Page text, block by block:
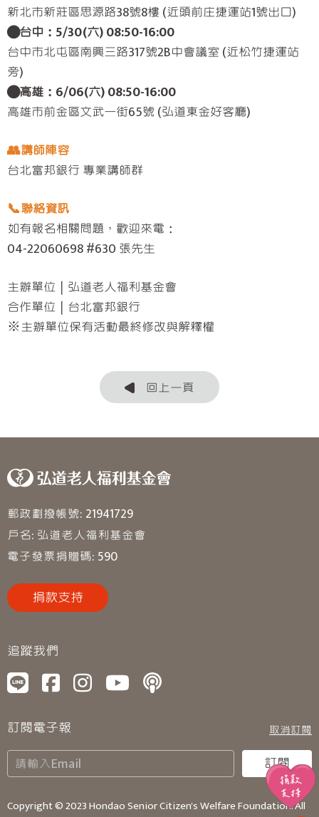
新北市新莊區思源路38號8樓 (近頭前庄捷運站1號出口)
●台中：5/30(六) 08:50-16:00
台中市北屯區南興三路317號2B中會議室 (近松竹捷運站
旁)
●高雄：6/06(六) 08:50-16:00
高雄市前金區文武一街65號 (弘道東金好客廳)
👥講師陣容
台北富邦銀行 專業講師群
📞聯絡資訊
如有報名相關問題，歡迎來電：
04-22060698 #630 張先生
主辦單位｜弘道老人福利基金會
合作單位｜台北富邦銀行
※主辦單位保有活動最終修改與解釋權
回上一頁
郵政劃撥帳號: 21941729
戶名: 弘道老人福利基金會
電子發票捐贈碼: 590
捐款支持
追蹤我們
訂閱電子報 取消訂閱
訂閱
Copyright © 2023 Hondao Senior Citizen's Welfare Foundation. All